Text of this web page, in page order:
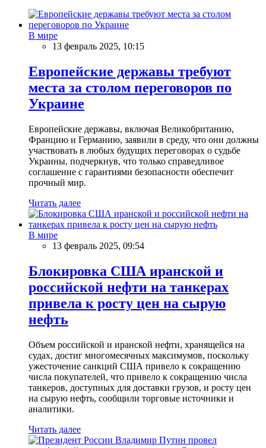
В мире
13 февраль 2025, 10:15
Европейские державы требуют
места за столом переговоров по
Украине
Европейские державы, включая Великобританию,
Францию и Германию, заявили в среду, что они должны
участвовать в любых будущих переговорах о судьбе
Украины, подчеркнув, что только справедливое
соглашение с гарантиями безопасности обеспечит
прочный мир.
Читать далее
В мире
13 февраль 2025, 09:54
Блокировка США иранской и
российской нефти на танкерах
привела к росту цен на сырую
нефть
Объем российской и иранской нефти, хранящейся на
судах, достиг многомесячных максимумов, поскольку
ужесточение санкций США привело к сокращению
числа покупателей, что привело к сокращению числа
танкеров, доступных для доставки грузов, и росту цен
на сырую нефть, сообщили торговые источники и
аналитики.
Читать далее